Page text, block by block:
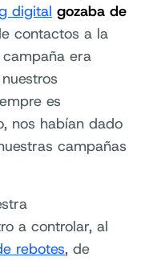
digital gozaba de
contactos a la
era
es
nos habían dado
campañas
a controlar, al
rebotes, de